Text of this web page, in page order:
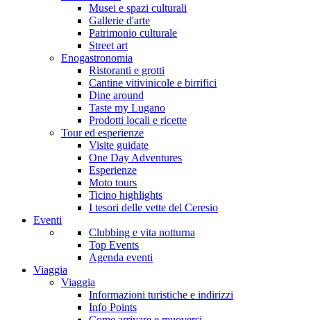
Musei e spazi culturali
Gallerie d'arte
Patrimonio culturale
Street art
Enogastronomia
Ristoranti e grotti
Cantine vitivinicole e birrifici
Dine around
Taste my Lugano
Prodotti locali e ricette
Tour ed esperienze
Visite guidate
One Day Adventures
Esperienze
Moto tours
Ticino highlights
I tesori delle vette del Ceresio
Eventi
Clubbing e vita notturna
Top Events
Agenda eventi
Viaggia
Viaggia
Informazioni turistiche e indirizzi
Info Points